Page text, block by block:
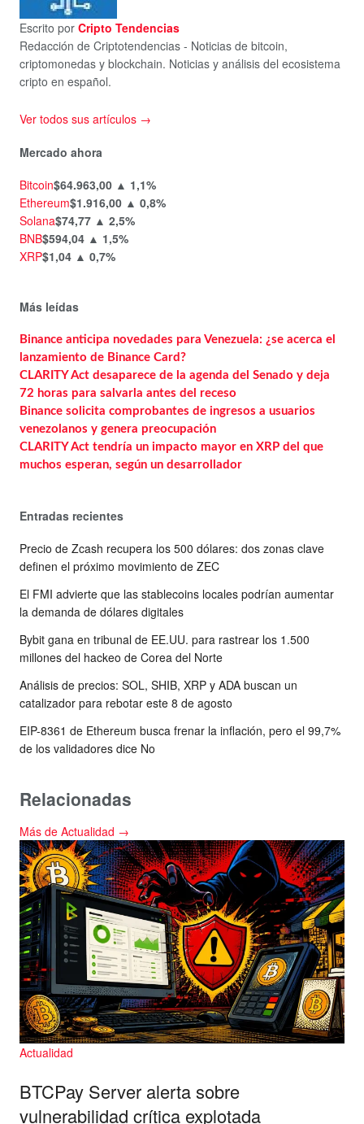
Escrito por Cripto Tendencias
Redacción de Criptotendencias - Noticias de bitcoin,
criptomonedas y blockchain. Noticias y análisis del ecosistema
cripto en español.
Ver todos sus artículos →
Mercado ahora
Bitcoin$64.963,00 ▲ 1,1%
Ethereum$1.916,00 ▲ 0,8%
Solana$74,77 ▲ 2,5%
BNB$594,04 ▲ 1,5%
XRP$1,04 ▲ 0,7%
Más leídas
Binance anticipa novedades para Venezuela: ¿se acerca el
lanzamiento de Binance Card?
CLARITY Act desaparece de la agenda del Senado y deja
72 horas para salvarla antes del receso
Binance solicita comprobantes de ingresos a usuarios
venezolanos y genera preocupación
CLARITY Act tendría un impacto mayor en XRP del que
muchos esperan, según un desarrollador
Entradas recientes
Precio de Zcash recupera los 500 dólares: dos zonas clave
definen el próximo movimiento de ZEC
El FMI advierte que las stablecoins locales podrían aumentar
la demanda de dólares digitales
Bybit gana en tribunal de EE.UU. para rastrear los 1.500
millones del hackeo de Corea del Norte
Análisis de precios: SOL, SHIB, XRP y ADA buscan un
catalizador para rebotar este 8 de agosto
EIP-8361 de Ethereum busca frenar la inflación, pero el 99,7%
de los validadores dice No
Relacionadas
Más de Actualidad →
Actualidad
BTCPay Server alerta sobre
vulnerabilidad crítica explotada